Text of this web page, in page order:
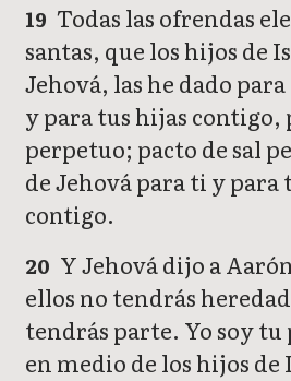
19 Todas las ofrendas
santas, que los hijos de
Jehová, las he dado
y para tus hijas contigo,
perpetuo; pacto de sal
de Jehová para ti y para
contigo.
20 Y Jehová dijo a
ellos no tendrás
tendrás parte. Yo soy
en medio de los hijos de